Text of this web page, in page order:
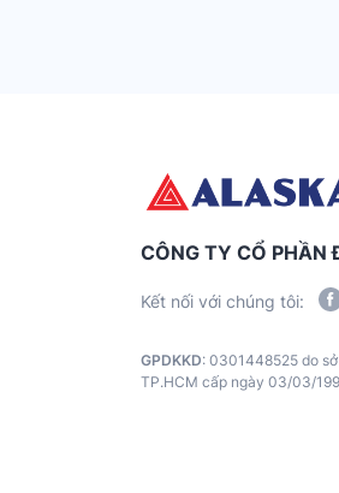
CÔNG TY CỔ PHẦN
Kết nối với chúng tôi:
GPDKKD: 0301448525 do
TP.HCM cấp ngày 03/03/